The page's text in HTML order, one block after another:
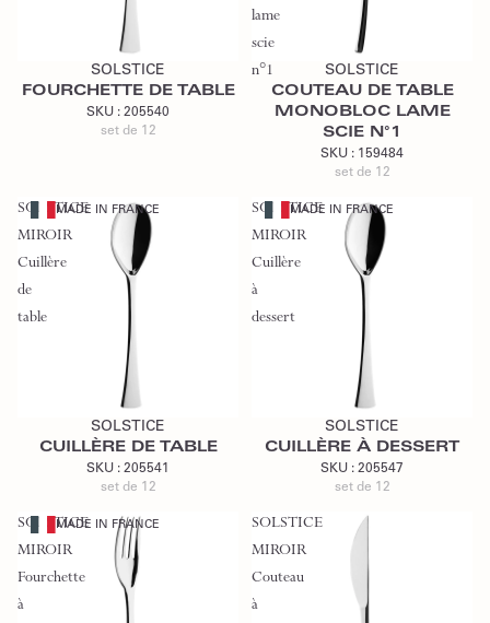
Ajouter au devis
SOLSTICE
FOURCHETTE DE TABLE
SKU : 205540
set de 12
lame
scie
n°1
Ajouter au devis
SOLSTICE
COUTEAU DE TABLE
MONOBLOC LAME
SCIE N°1
SKU : 159484
set de 12
SOLSTICE
MIROIR
Cuillère
de
table
MADE IN FRANCE
Ajouter au devis
SOLSTICE
CUILLÈRE DE TABLE
SKU : 205541
set de 12
SOLSTICE
MIROIR
Cuillère
à
dessert
MADE IN FRANCE
Ajouter au devis
SOLSTICE
CUILLÈRE À DESSERT
SKU : 205547
set de 12
SOLSTICE
MIROIR
Fourchette
à
MADE IN FRANCE
SOLSTICE
MIROIR
Couteau
à